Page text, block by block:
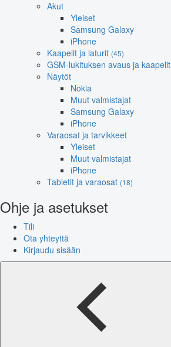
Akut
Yleiset
Samsung Galaxy
iPhone
Kaapelit ja laturit (45)
GSM-lukituksen avaus ja kaapelit
Näytöt
Nokia
Muut valmistajat
Samsung Galaxy
iPhone
Varaosat ja tarvikkeet
Yleiset
Muut valmistajat
iPhone
Tabletit ja varaosat (18)
Ohje ja asetukset
Tili
Ota yhteyttä
Kirjaudu sisään